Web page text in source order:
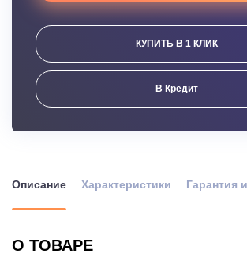
КУПИТЬ В 1 КЛИК
В Кредит
Описание Характеристики Гарантия
О ТОВАРЕ